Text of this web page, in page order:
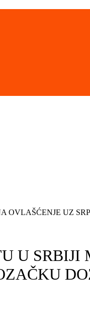
OVLAŠĆENJE UZ
U SRBIJI